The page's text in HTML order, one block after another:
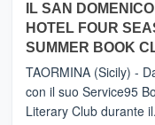
da
Neos
PIEDIMONTE
ETNEO
–
Meta
turistica
privilegiata
secondo
IL SAN
HOTEL FOUR
SUMMER BOOK
TAORMINA (Sicily) -
con il suo Service95
Literary Club durante